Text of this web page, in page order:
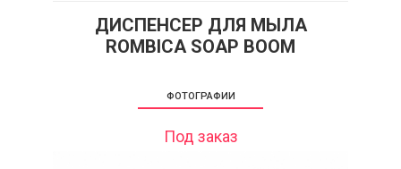
ДИСПЕНСЕР ДЛЯ МЫЛА
ROMBICA SOAP BOOM
ФОТОГРАФИИ
Под заказ